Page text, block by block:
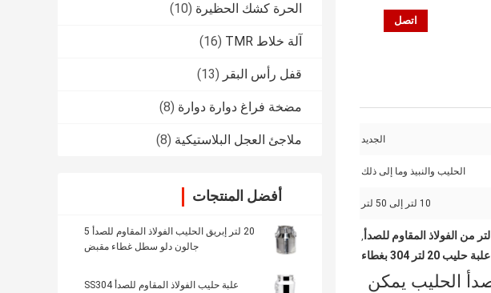
الحرة كشك الحظيرة (10)
آلة خلاط TMR (16)
قفل رأس البقر (13)
مضخة فراغ دوارة دوارة (8)
ملاجئ العجل البلاستيكية (8)
أفضل المنتجات
20 لتر إبريق الحليب الفولاذ المقاوم للصدأ 5
جالون دلو سطل غطاء مقبض
علبة حليب الفولاذ المقاوم للصدأ SS304
اتصل
الجديد
الحليب والنبيذ وما إلى ذلك
10 لتر إلى 50 لتر
,
علبة حليب 20 لتر 304 بغطاء